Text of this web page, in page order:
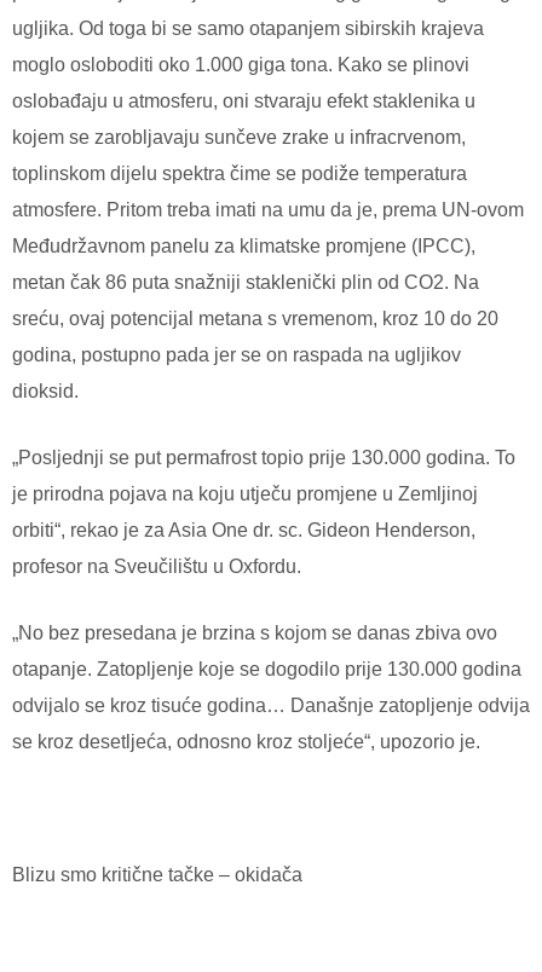
ugljika. Od toga bi se samo otapanjem sibirskih krajeva
moglo osloboditi oko 1.000 giga tona. Kako se plinovi
oslobađaju u atmosferu, oni stvaraju efekt staklenika u
kojem se zarobljavaju sunčeve zrake u infracrvenom,
toplinskom dijelu spektra čime se podiže temperatura
atmosfere. Pritom treba imati na umu da je, prema UN-ovom
Međudržavnom panelu za klimatske promjene (IPCC),
metan čak 86 puta snažniji staklenički plin od CO2. Na
sreću, ovaj potencijal metana s vremenom, kroz 10 do 20
godina, postupno pada jer se on raspada na ugljikov
dioksid.
„Posljednji se put permafrost topio prije 130.000 godina. To
je prirodna pojava na koju utječu promjene u Zemljinoj
orbiti“, rekao je za Asia One dr. sc. Gideon Henderson,
profesor na Sveučilištu u Oxfordu.
„No bez presedana je brzina s kojom se danas zbiva ovo
otapanje. Zatopljenje koje se dogodilo prije 130.000 godina
odvijalo se kroz tisuće godina… Današnje zatopljenje odvija
se kroz desetljeća, odnosno kroz stoljeće“, upozorio je.
Blizu smo kritične tačke – okidača